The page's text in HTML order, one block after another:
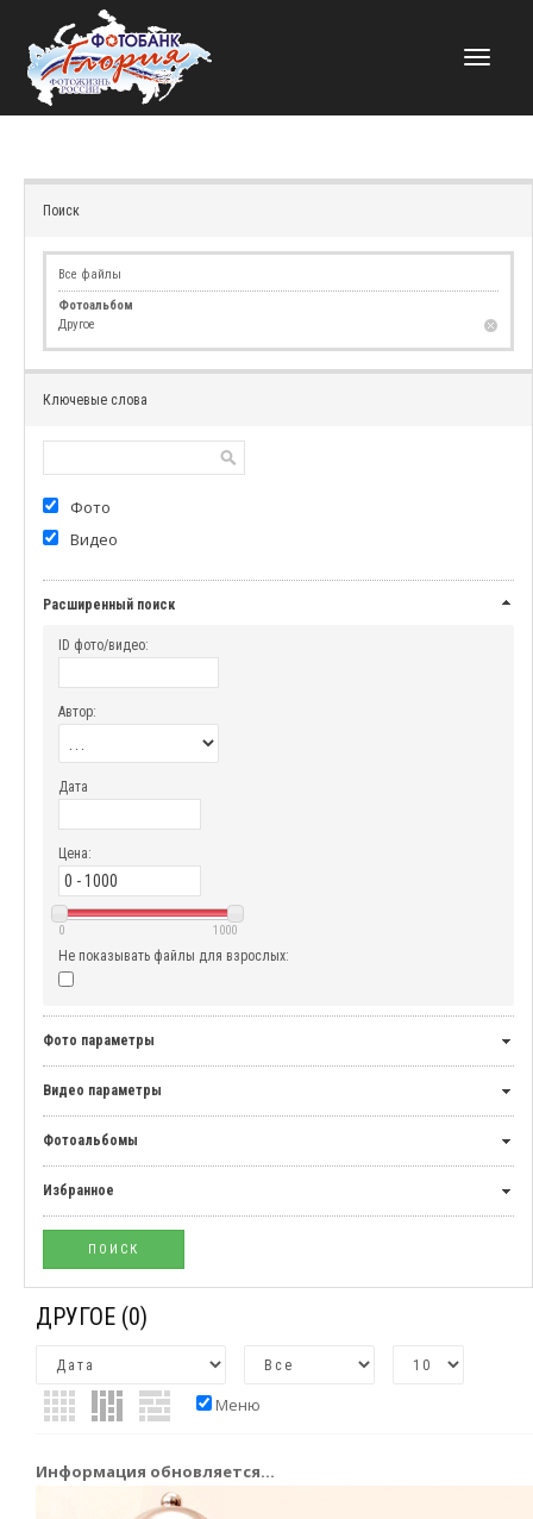
НАВИГАЦИЯ
Поиск
Все файлы
Фотоальбом
Другое
Ключевые слова
Фото
Видео
Расширенный поиск
ID фото/видео:
Автор:
Дата
Цена:
0 1000
Не показывать файлы для взрослых:
Фото параметры
Видео параметры
Фотоальбомы
Избранное
ДРУГОЕ (0)
Меню
Информация обновляется...